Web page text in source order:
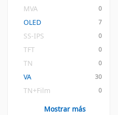
MVA 0
OLED 7
SS-IPS 0
TFT 0
TN 0
VA 30
TN+Film 0
Mostrar más